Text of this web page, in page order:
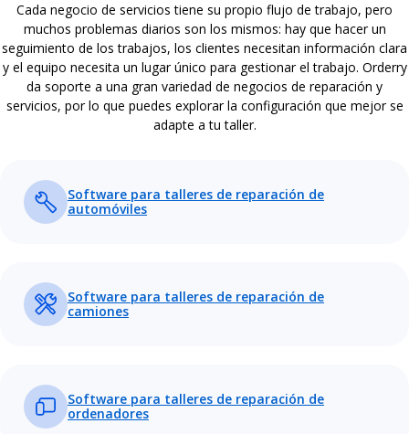
Cada negocio de servicios tiene su propio flujo de trabajo, pero
muchos problemas diarios son los mismos: hay que hacer un
seguimiento de los trabajos, los clientes necesitan información clara
y el equipo necesita un lugar único para gestionar el trabajo. Orderry
da soporte a una gran variedad de negocios de reparación y
servicios, por lo que puedes explorar la configuración que mejor se
adapte a tu taller.
Software para talleres de reparación de
automóviles
Software para talleres de reparación de
camiones
Software para talleres de reparación de
ordenadores